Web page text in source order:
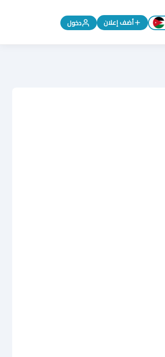
تغيير اللغة إلى الإنجليزية
أضف إعلان دخول